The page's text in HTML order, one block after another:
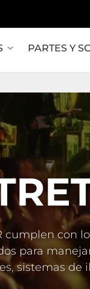
PARTES Y
cumplen con
para
sistemas de